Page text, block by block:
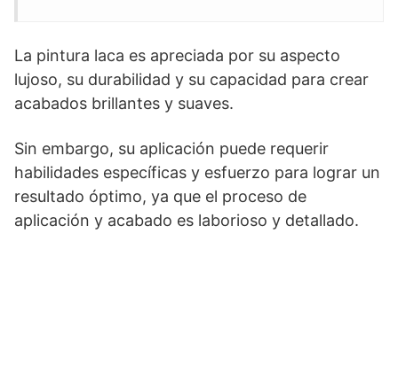
La pintura laca es apreciada por su aspecto
lujoso, su durabilidad y su capacidad para crear
acabados brillantes y suaves.
Sin embargo, su aplicación puede requerir
habilidades específicas y esfuerzo para lograr un
resultado óptimo, ya que el proceso de
aplicación y acabado es laborioso y detallado.